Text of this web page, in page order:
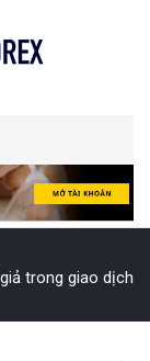
trong giao dịch